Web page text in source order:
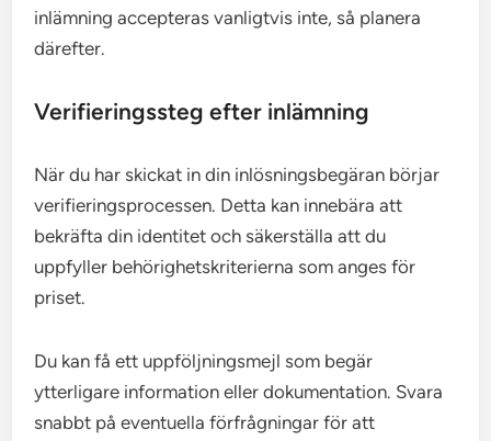
inlämning accepteras vanligtvis inte, så planera
därefter.
Verifieringssteg efter inlämning
När du har skickat in din inlösningsbegäran börjar
verifieringsprocessen. Detta kan innebära att
bekräfta din identitet och säkerställa att du
uppfyller behörighetskriterierna som anges för
priset.
Du kan få ett uppföljningsmejl som begär
ytterligare information eller dokumentation. Svara
snabbt på eventuella förfrågningar för att